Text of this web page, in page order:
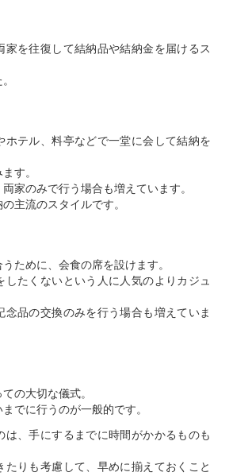
家を往復して結納品や結納金を届けるス
ホテル、料亭などで一堂に会して結納を
す。
家のみで行う場合も増えています。
主流のスタイルです。
ために、会食の席を設けます。
したくないという人に人気のよりカジュ
念品の交換のみを行う場合も増えていま
の大切な儀式。
でに行うのが一般的です。
は、手にするまでに時間がかかるものも
たりも考慮して、早めに揃えておくこと